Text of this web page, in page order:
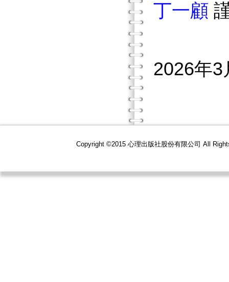
丁一顧
2026年3
Copyright ©2015 心理出版社股份有限公司 All